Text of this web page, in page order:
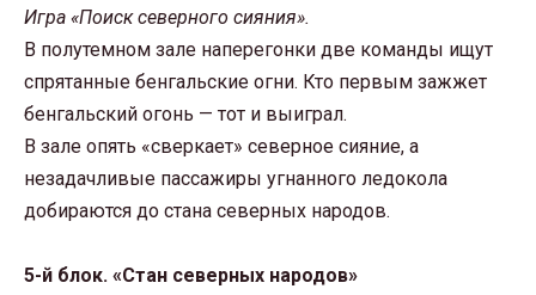
Игра «Поиск северного сияния».
В полутемном зале наперегонки две команды ищут
спрятанные бенгальские огни. Кто первым зажжет
бенгальский огонь — тот и выиграл.
В зале опять «сверкает» северное сияние, а
незадачливые пассажиры угнанного ледокола
добираются до стана северных народов.
5-й блок. «Стан северных народов»